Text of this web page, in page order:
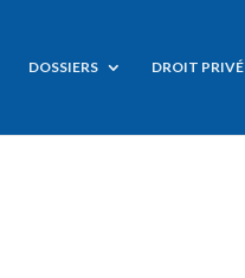
DOSSIERS DROIT PRIVÉ